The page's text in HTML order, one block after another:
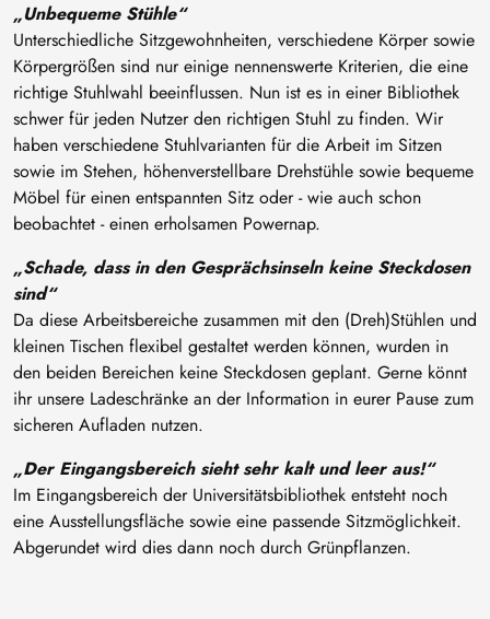
„Unbequeme Stühle“
Unterschiedliche Sitzgewohnheiten, verschiedene Körper sowie
Körpergrößen sind nur einige nennenswerte Kriterien, die eine
richtige Stuhlwahl beeinflussen. Nun ist es in einer Bibliothek
schwer für jeden Nutzer den richtigen Stuhl zu finden. Wir
haben verschiedene Stuhlvarianten für die Arbeit im Sitzen
sowie im Stehen, höhenverstellbare Drehstühle sowie bequeme
Möbel für einen entspannten Sitz oder - wie auch schon
beobachtet - einen erholsamen Powernap.
„Schade, dass in den Gesprächsinseln keine Steckdosen
sind“
Da diese Arbeitsbereiche zusammen mit den (Dreh)Stühlen und
kleinen Tischen flexibel gestaltet werden können, wurden in
den beiden Bereichen keine Steckdosen geplant. Gerne könnt
ihr unsere Ladeschränke an der Information in eurer Pause zum
sicheren Aufladen nutzen.
„Der Eingangsbereich sieht sehr kalt und leer aus!“
Im Eingangsbereich der Universitätsbibliothek entsteht noch
eine Ausstellungsfläche sowie eine passende Sitzmöglichkeit.
Abgerundet wird dies dann noch durch Grünpflanzen.